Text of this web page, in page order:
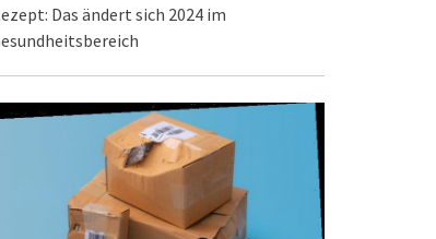
Das ändert sich 2024 im